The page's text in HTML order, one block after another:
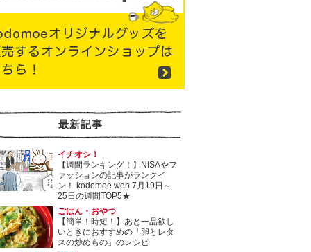
最新記事
イチオシ！
【週間ランキング！】NISAやフ
ァッションの記事がランクイ
ン！ kodomoe web 7月19日～
25日の週間TOP5★
ごはん・おやつ
【簡単！時短！】あと一品欲し
いときにおすすめの「卵とレタ
スの炒めもの」のレシピ